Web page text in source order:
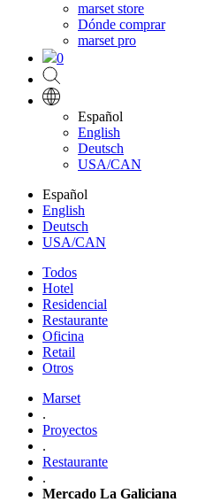
marset store
Dónde comprar
marset pro
0
Español
English
Deutsch
USA/CAN
Español
English
Deutsch
USA/CAN
Todos
Hotel
Residencial
Restaurante
Oficina
Retail
Otros
Marset
.
Proyectos
.
Restaurante
.
Mercado La Galiciana